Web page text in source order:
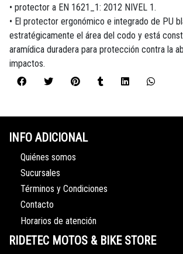
• protector a EN 1621_1: 2012 NIVEL 1.
• El protector ergonómico e integrado de PU
estratégicamente el área del codo y está
aramídica duradera para protección contra la
impactos.
INFO ADICIONAL
Quiénes somos
Sucursales
Términos y Condiciones
Contacto
Horarios de atención
RIDETEC MOTOS & BIKE STORE